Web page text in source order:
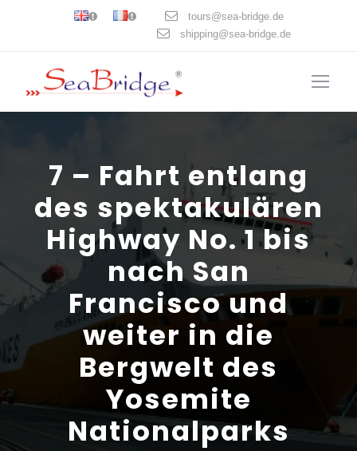
tours@sea-bridge.de
shipping@sea-bridge.de
7 – Fahrt entlang
des spektakulären
Highway No. 1 bis
nach San
Francisco und
weiter in die
Bergwelt des
Yosemite
Nationalparks